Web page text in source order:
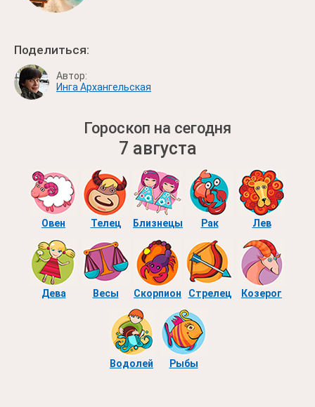
Поделиться:
Автор:
Инга Архангельская
Гороскоп на сегодня
7 августа
Овен Телец Близнецы Рак Лев
Дева Весы Скорпион Стрелец Козерог
Водолей Рыбы